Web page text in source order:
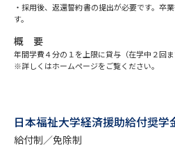
配慮案内」の請求
幼稚園教員資格認定試験
・採用後、返還誓約書の提出が必要です。卒
す。
概 要
年間学費４分の１を上限に貸与（在学中２回ま
※詳しくはホームページをご覧ください。
日本福祉大学経済援助給付奨
給付制／免除制